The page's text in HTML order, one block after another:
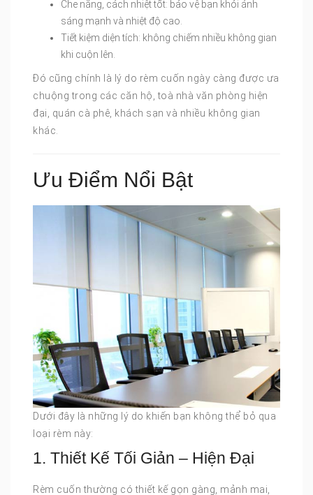
Che nắng, cách nhiệt tốt: bảo vệ bạn khỏi ánh
sáng mạnh và nhiệt độ cao.
Tiết kiệm diện tích: không chiếm nhiều không gian
khi cuộn lên.
Đó cũng chính là lý do rèm cuốn ngày càng được ưa
chuộng trong các căn hộ, toà nhà văn phòng hiện
đại, quán cà phê, khách sạn và nhiều không gian
khác.
Ưu Điểm Nổi Bật
Dưới đây là những lý do khiến bạn không thể bỏ qua
loại rèm này:
1. Thiết Kế Tối Giản – Hiện Đại
Rèm cuốn thường có thiết kế gọn gàng, mảnh mai,